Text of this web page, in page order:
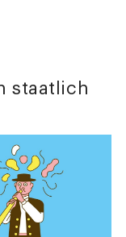
staatlich